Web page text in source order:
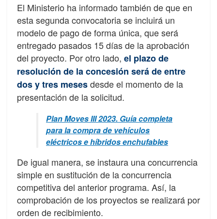
El Ministerio ha informado también de que en
esta segunda convocatoria se incluirá un
modelo de pago de forma única, que será
entregado pasados 15 días de la aprobación
del proyecto. Por otro lado, el plazo de
resolución de la concesión será de entre
dos y tres mesesdesde el momento de la
presentación de la solicitud.
Plan Moves III 2023. Guía completa
para la compra de vehículos
eléctricos e híbridos enchufables
De igual manera, se instaura una concurrencia
simple en sustitución de la concurrencia
competitiva del anterior programa. Así, la
comprobación de los proyectos se realizará por
orden de recibimiento.